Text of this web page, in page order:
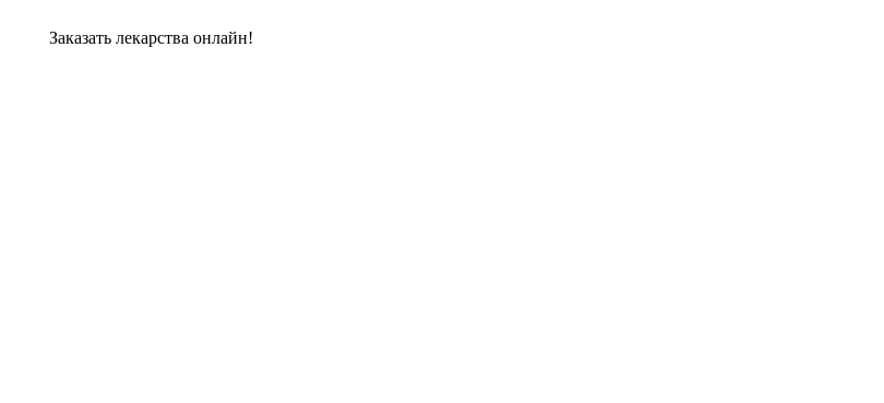
Заказать лекарства онлайн!